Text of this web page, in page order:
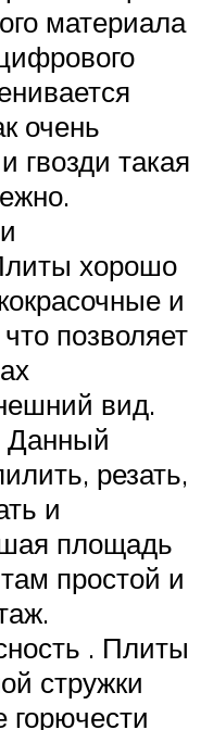
материала
очень
гвозди такая
хорошо
и
позволяет
вид.
Данный
резать,
и
площадь
простой и
. Плиты
стружки
горючести